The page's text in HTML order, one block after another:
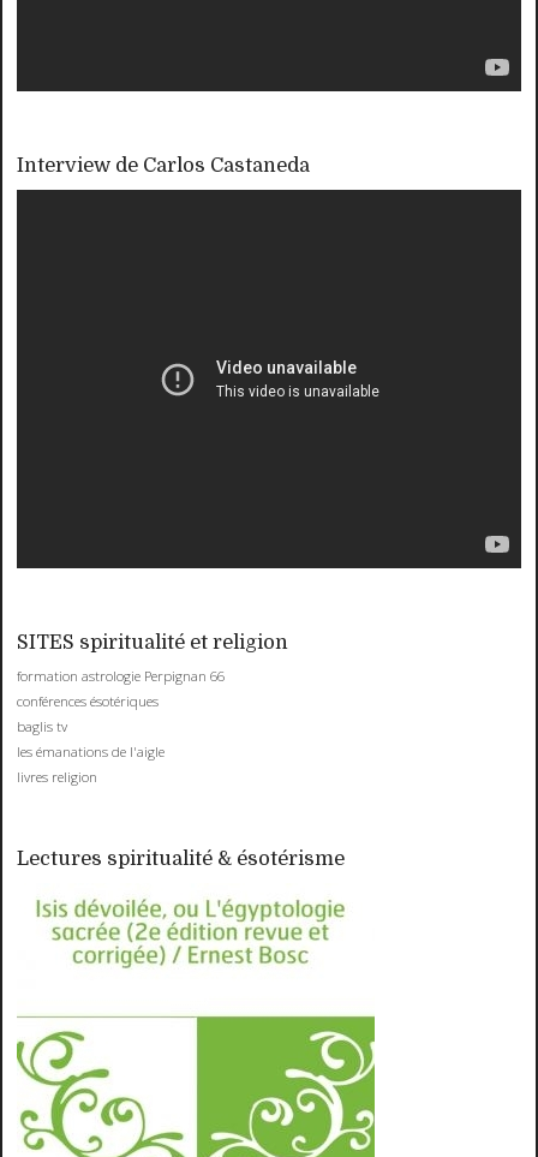
Interview de Carlos Castaneda
SITES spiritualité et religion
formation astrologie Perpignan 66
conférences ésotériques
baglis tv
les émanations de l'aigle
livres religion
Lectures spiritualité & ésotérisme